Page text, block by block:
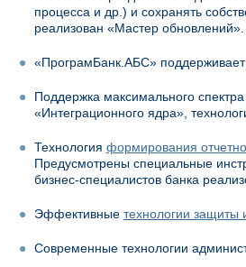
процесса и др.) и сохранять
реализован «Мастер обновлений».
«ПрограмБанк.АБС» поддерживает
Поддержка максимального спектра
«Интеграционного ядра»,
Технология формирования
Предусмотрены специальные
бизнес-специалистов банка
Эффективные технологии
Современные технологии